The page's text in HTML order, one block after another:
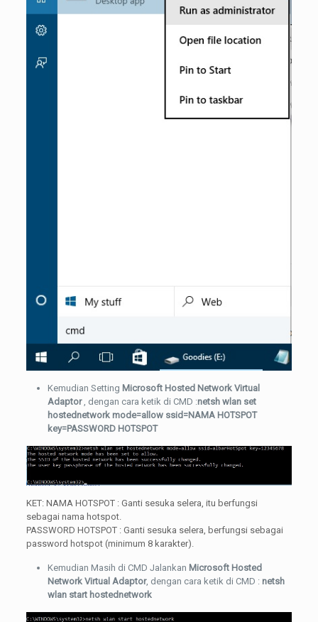
Kemudian Setting Microsoft Hosted Network Virtual
Adaptor, dengan cara ketik di CMD :netsh wlan set
hostednetwork mode=allow ssid=NAMA HOTSPOT
key=PASSWORD HOTSPOT
KET: NAMA HOTSPOT : Ganti sesuka selera, itu berfungsi
sebagai nama hotspot.
PASSWORD HOTSPOT : Ganti sesuka selera, berfungsi sebagai
password hotspot (minimum 8 karakter).
Kemudian Masih di CMD Jalankan Microsoft Hosted
Network Virtual Adaptor, dengan cara ketik di CMD : netsh
wlan start hostednetwork